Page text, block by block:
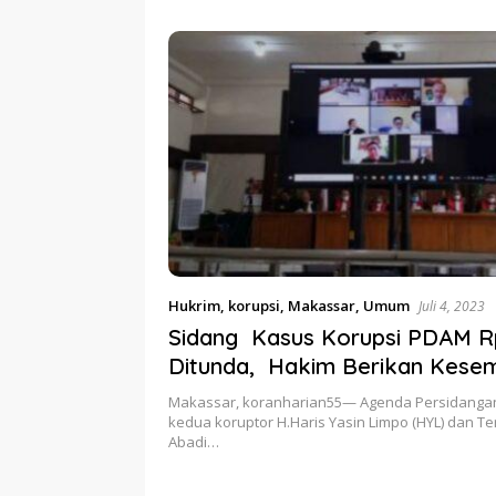
Hukrim, korupsi, Makassar, Umum Juli 4, 2023
Sidang Kasus Korupsi PDAM
Ditunda, Hakim Berikan
Haris YL dan Irawan Abadi,
Saksi Ahli
Makassar, koranharian55— Agenda
kedua koruptor H.Haris Yasin Limpo (HYL) dan
Abadi…